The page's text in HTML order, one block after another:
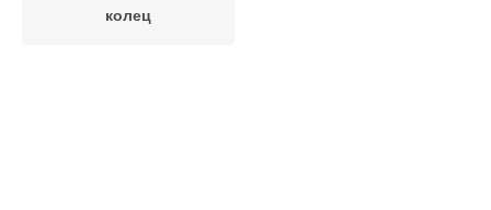
колец